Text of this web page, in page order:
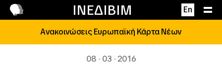
ΙΝΕΔΙΒΙΜ En
Επικοινωνία
Ανακοινώσεις Ευρωπαϊκή Κάρτα Νέων
08 · 03 · 2016